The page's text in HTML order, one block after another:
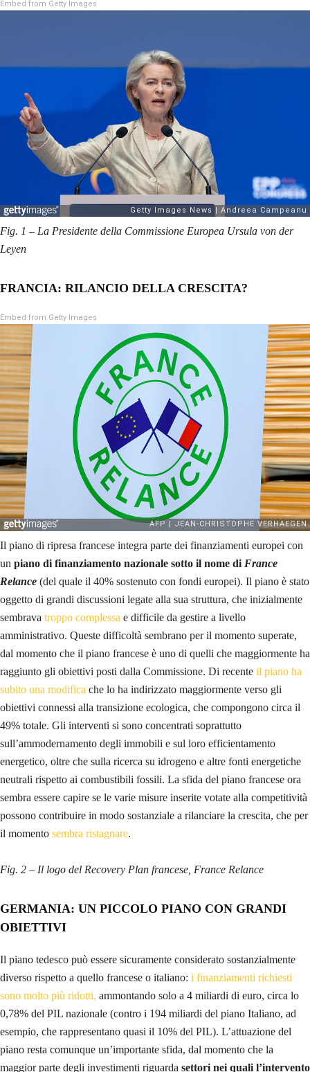
Embed from Getty Images
Fig. 1 – La Presidente della Commissione Europea Ursula von der
Leyen
FRANCIA: RILANCIO DELLA CRESCITA?
Embed from Getty Images
Il piano di ripresa francese integra parte dei finanziamenti europei con
un piano di finanziamento nazionale sotto il nome di France
Relance (del quale il 40% sostenuto con fondi europei). Il piano è stato
oggetto di grandi discussioni legate alla sua struttura, che inizialmente
sembrava troppo complessa e difficile da gestire a livello
amministrativo. Queste difficoltà sembrano per il momento superate,
dal momento che il piano francese è uno di quelli che maggiormente ha
raggiunto gli obiettivi posti dalla Commissione. Di recente il piano ha
subito una modifica che lo ha indirizzato maggiormente verso gli
obiettivi connessi alla transizione ecologica, che compongono circa il
49% totale. Gli interventi si sono concentrati soprattutto
sull’ammodernamento degli immobili e sul loro efficientamento
energetico, oltre che sulla ricerca su idrogeno e altre fonti energetiche
neutrali rispetto ai combustibili fossili. La sfida del piano francese ora
sembra essere capire se le varie misure inserite votate alla competitività
possono contribuire in modo sostanziale a rilanciare la crescita, che per
il momento sembra ristagnare.
Fig. 2 – Il logo del Recovery Plan francese, France Relance
GERMANIA: UN PICCOLO PIANO CON GRANDI
OBIETTIVI
Il piano tedesco può essere sicuramente considerato sostanzialmente
diverso rispetto a quello francese o italiano: i finanziamenti richiesti
sono molto più ridotti, ammontando solo a 4 miliardi di euro, circa lo
0,78% del PIL nazionale (contro i 194 miliardi del piano Italiano, ad
esempio, che rappresentano quasi il 10% del PIL). L’attuazione del
piano resta comunque un’importante sfida, dal momento che la
maggior parte degli investimenti riguarda settori nei quali l’intervento